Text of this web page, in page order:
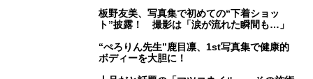
板野友美、写真集で初めての“下着ショッ
ト”披露！ 撮影は「涙が流れた瞬間も…」
“ぺろりん先生”鹿目凛、1st写真集で健康的
ボディーを大胆に！